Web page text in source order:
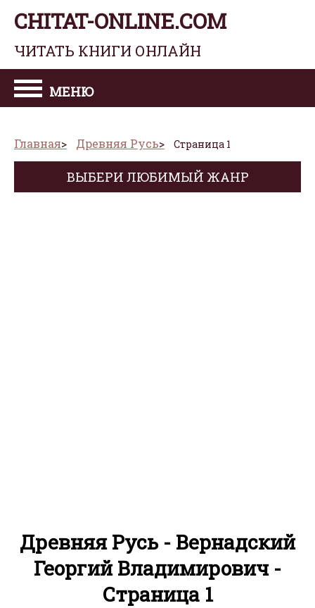
CHITAT-ONLINE.COM
ЧИТАТЬ КНИГИ ОНЛАЙН
МЕНЮ
Главная Древняя Русь Страница 1
ВЫБЕРИ ЛЮБИМЫЙ ЖАНР
Древняя Русь - Вернадский
Георгий Владимирович -
Страница 1